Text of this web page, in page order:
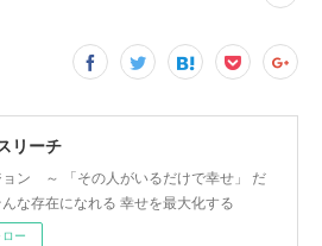
リーチ
ン ～ 「その人がいるだけで幸せ」 だ
な存在になれる 幸せを最大化する
ー